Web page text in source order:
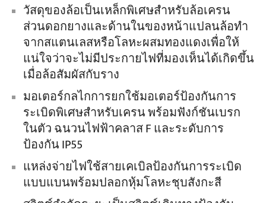
วัสดุของล้อเป็นเหล็กพิเศษสำหรับล้อเครน
ส่วนดอกยางและด้านในของหน้าแปลนล้อทำ
จากสแตนเลสหรือโลหะผสมทองแดงเพื่อให้
แน่ใจว่าจะไม่มีประกายไฟที่มองเห็นได้เกิดขึ้น
เมื่อล้อสัมผัสกับราง
มอเตอร์กลไกการยกใช้มอเตอร์ป้องกันการ
ระเบิดพิเศษสำหรับเครน พร้อมฟังก์ชันเบรก
ในตัว ฉนวนไฟฟ้าคลาส F และระดับการ
ป้องกัน IP55
แหล่งจ่ายไฟใช้สายเคเบิลป้องกันการระเบิด
แบบแบนพร้อมปลอกหุ้มโลหะชุบสังกะสี